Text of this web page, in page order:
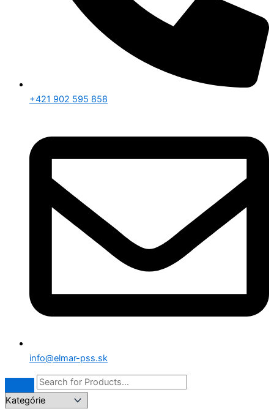
+421 902 595 858
info@elmar-pss.sk